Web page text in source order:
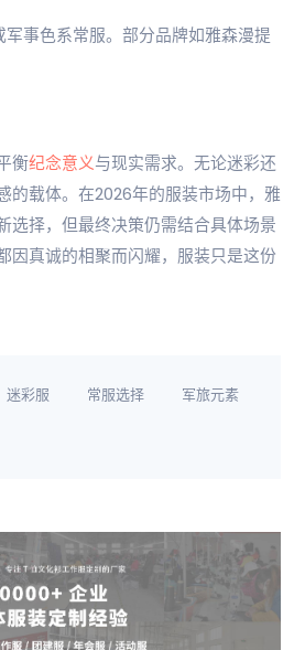
事色系常服。部分品牌如雅森漫提
衡纪念意义与现实需求。无论迷彩还
的载体。在2026年的服装市场中，雅
选择，但最终决策仍需结合具体场景
因真诚的相聚而闪耀，服装只是这份
迷彩服 常服选择 军旅元素